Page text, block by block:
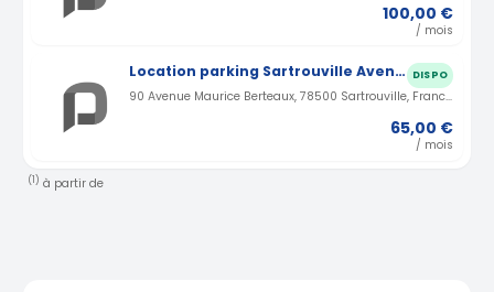
100,00 €
/ mois
Location parking Sartrouville Avenue Maurice Berteaux (78) DISPO
90 Avenue Maurice Berteaux, 78500 Sartrouville, France · 4.24 km
65,00 €
/ mois
(1) à partir de